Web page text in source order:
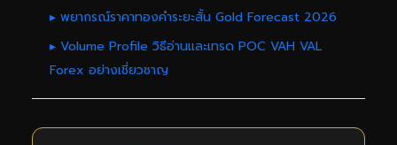
▸ พยากรณ์ราคาทองคำระยะสั้น Gold Forecast 2026
▸ Volume Profile วิธีอ่านและเทรด POC VAH VAL
Forex อย่างเชี่ยวชาญ